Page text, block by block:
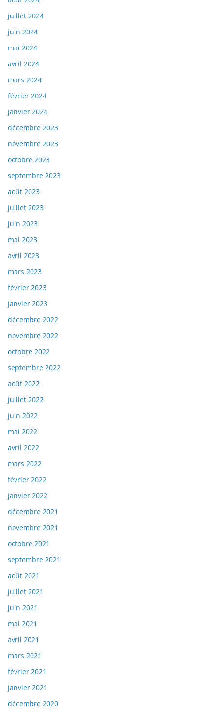
juillet 2024
juin 2024
mai 2024
avril 2024
mars 2024
février 2024
janvier 2024
décembre 2023
novembre 2023
octobre 2023
septembre 2023
août 2023
juillet 2023
juin 2023
mai 2023
avril 2023
mars 2023
février 2023
janvier 2023
décembre 2022
novembre 2022
octobre 2022
septembre 2022
août 2022
juillet 2022
juin 2022
mai 2022
avril 2022
mars 2022
février 2022
janvier 2022
décembre 2021
novembre 2021
octobre 2021
septembre 2021
août 2021
juillet 2021
juin 2021
mai 2021
avril 2021
mars 2021
février 2021
janvier 2021
décembre 2020